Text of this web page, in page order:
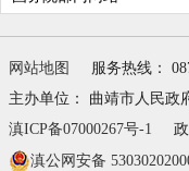
网站地图
服务热线：
主办单位： 曲靖市人民政
滇ICP备07000267号-1
滇公网安备